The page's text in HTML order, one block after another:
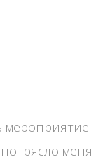
мероприятие
меня